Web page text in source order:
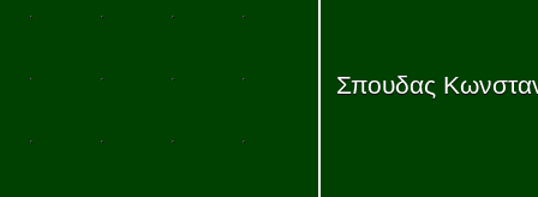
Σπουδας